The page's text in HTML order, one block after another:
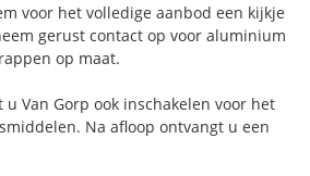
voor het volledige aanbod een kijkje
gerust contact op voor aluminium
op maat.
Van Gorp ook inschakelen voor het
Na afloop ontvangt u een